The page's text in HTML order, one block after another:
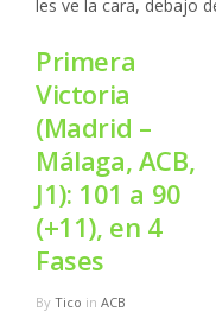
OTROS
FORMACIÓN
NBA
MULTIMEDIA
Primera
Victoria
(Madrid –
Málaga, ACB,
J1): 101 a 90
(+11), en 4
Fases
By Tico in ACB